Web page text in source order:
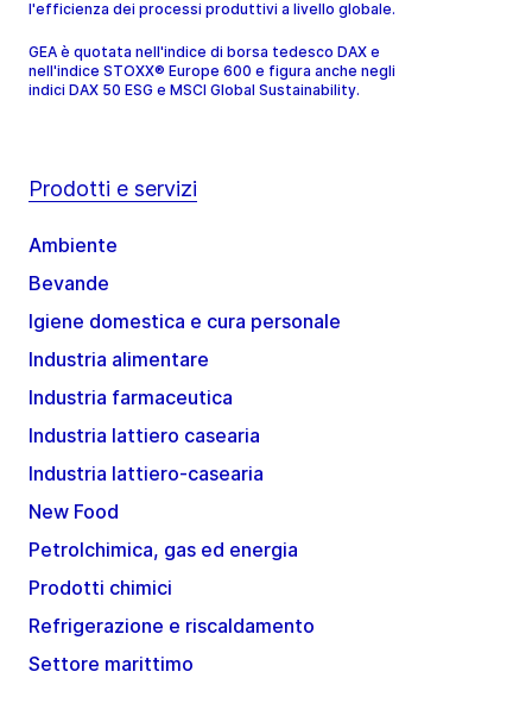
l'efficienza dei processi produttivi a livello globale.
GEA è quotata nell'indice di borsa tedesco DAX e
nell'indice STOXX® Europe 600 e figura anche negli
indici DAX 50 ESG e MSCI Global Sustainability.
Prodotti e servizi
Ambiente
Bevande
Igiene domestica e cura personale
Industria alimentare
Industria farmaceutica
Industria lattiero casearia
Industria lattiero-casearia
New Food
Petrolchimica, gas ed energia
Prodotti chimici
Refrigerazione e riscaldamento
Settore marittimo